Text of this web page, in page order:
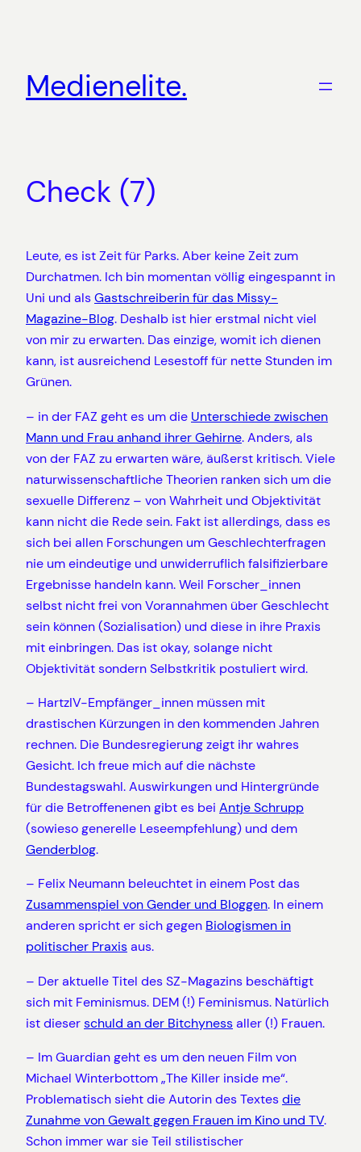
Medienelite.
Check (7)
Leute, es ist Zeit für Parks. Aber keine Zeit zum
Durchatmen. Ich bin momentan völlig eingespannt in
Uni und alsGastschreiberin für das Missy-
Magazine-Blog. Deshalb ist hier erstmal nicht viel
von mir zu erwarten. Das einzige, womit ich dienen
kann, ist ausreichend Lesestoff für nette Stunden im
Grünen.
– in der FAZ geht es um die Unterschiede zwischen
Mann und Frau anhand ihrer Gehirne. Anders, als
von der FAZ zu erwarten wäre, äußerst kritisch. Viele
naturwissenschaftliche Theorien ranken sich um die
sexuelle Differenz – von Wahrheit und Objektivität
kann nicht die Rede sein. Fakt ist allerdings, dass es
sich bei allen Forschungen um Geschlechterfragen
nie um eindeutige und unwiderruflich falsifizierbare
Ergebnisse handeln kann. Weil Forscher_innen
selbst nicht frei von Vorannahmen über Geschlecht
sein können (Sozialisation) und diese in ihre Praxis
mit einbringen. Das ist okay, solange nicht
Objektivität sondern Selbstkritik postuliert wird.
– HartzIV-Empfänger_innen müssen mit
drastischen Kürzungen in den kommenden Jahren
rechnen. Die Bundesregierung zeigt ihr wahres
Gesicht. Ich freue mich auf die nächste
Bundestagswahl. Auswirkungen und Hintergründe
für die Betroffenenen gibt es bei Antje Schrupp
(sowieso generelle Leseempfehlung) und dem
Genderblog.
– Felix Neumann beleuchtet in einem Post das
Zusammenspiel von Gender und Bloggen. In einem
anderen spricht er sich gegen Biologismen in
politischer Praxisaus.
– Der aktuelle Titel des SZ-Magazins beschäftigt
sich mit Feminismus. DEM (!) Feminismus. Natürlich
ist dieserschuld an der Bitchynessaller (!) Frauen.
– Im Guardian geht es um den neuen Film von
Michael Winterbottom „The Killer inside me“.
Problematisch sieht die Autorin des Textesdie
Zunahme von Gewalt gegen Frauen im Kino und TV.
Schon immer war sie Teil stilistischer